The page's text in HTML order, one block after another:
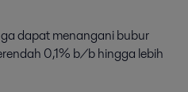
dapat menangani bubur
0,1% b/b hingga lebih